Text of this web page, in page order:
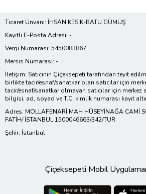
Ticaret Ünvanı: İHSAN KESİK-BATU GÜMÜŞ
Kayıtlı E-Posta Adresi: -
Vergi Numarası: 5450083867
Mersis Numarası: -
İletişim: Satıcının Çiçeksepeti tarafından teyit
birlikte tacir/esnaf/sanatkar olan satıcılar için
tacir/esnaf/sanatkar olmayan satıcılar için
bilgisi, ad, soyad ve T.C. kimlik numarası kayıt
Adres: MOLLAFENARİ MAH HÜSEYİNAĞA CAMİ
FATİH/ İSTANBUL 1500046663/342/TUR
Şehir: İstanbul
Çiçeksepeti Mobil